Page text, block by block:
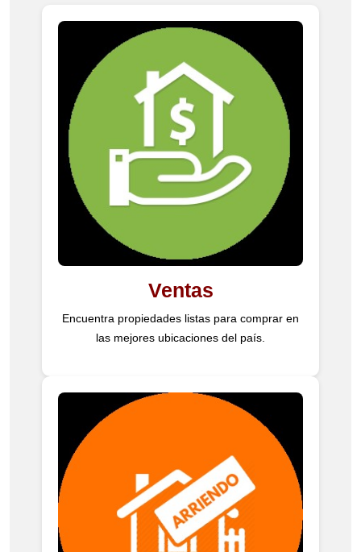
Ventas
Encuentra propiedades listas para comprar en
las mejores ubicaciones del país.